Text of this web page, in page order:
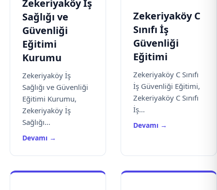
Zekeriyaköy İş
Sağlığı ve
Güvenliği
Eğitimi
Kurumu
Zekeriyaköy İş
Sağlığı ve Güvenliği
Eğitimi Kurumu,
Zekeriyaköy İş
Sağlığı...
Devamı →
Zekeriyaköy C
Sınıfı İş
Güvenliği
Eğitimi
Zekeriyaköy C Sınıfı
İş Güvenliği Eğitimi,
Zekeriyaköy C Sınıfı
İş...
Devamı →